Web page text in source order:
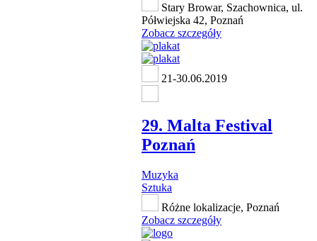
Stary Browar, Szachownica, ul.
Półwiejska 42, Poznań
Zobacz szczegóły
21-30.06.2019
29. Malta Festival
Poznań
Muzyka
Sztuka
Różne lokalizacje, Poznań
Zobacz szczegóły